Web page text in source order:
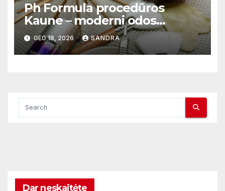
Ph Formula procedūros
Kaune – moderni odos
atnaujinimo sistema
GEG 18, 2026 SANDRA
Dar neskaitėte